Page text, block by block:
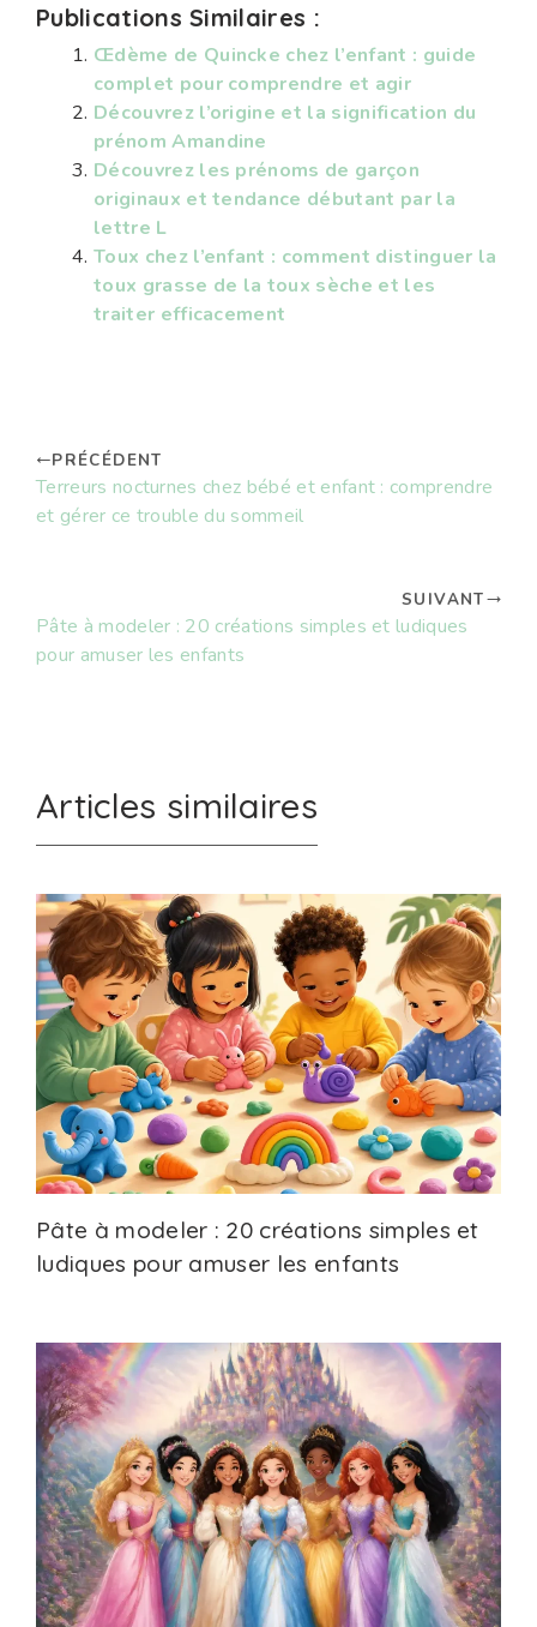
Publications Similaires :
Œdème de Quincke chez l’enfant : guide
complet pour comprendre et agir
Découvrez l’origine et la signification du
prénom Amandine
Découvrez les prénoms de garçon
originaux et tendance débutant par la
lettre L
Toux chez l’enfant : comment distinguer la
toux grasse de la toux sèche et les
traiter efficacement
PRÉCÉDENT
Terreurs nocturnes chez bébé et enfant : comprendre
et gérer ce trouble du sommeil
SUIVANT
Pâte à modeler : 20 créations simples et ludiques
pour amuser les enfants
Articles similaires
Pâte à modeler : 20 créations simples et
ludiques pour amuser les enfants